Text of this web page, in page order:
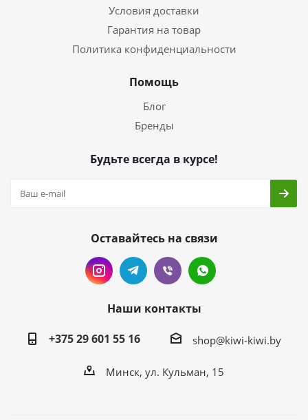
Условия доставки
Гарантия на товар
Политика конфиденциальности
Помощь
Блог
Бренды
Будьте всегда в курсе!
Оставайтесь на связи
Наши контакты
+375 29 601 55 16
shop@kiwi-kiwi.by
Минск, ул. Кульман, 15